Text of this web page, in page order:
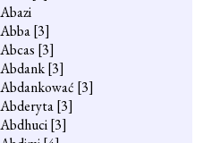
Abazi
Abba[3]
Abcas [3]
Abdank[3]
Abdankować [3]
Abderyta[3]
Abdhuci[3]